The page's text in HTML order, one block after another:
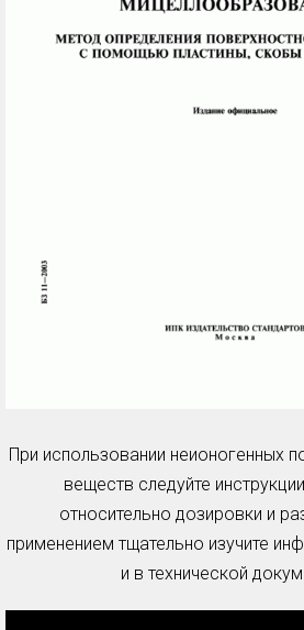
При использовании неионогенных
веществ следуйте
относительно дозировки и
применением тщательно изучите
и в технической